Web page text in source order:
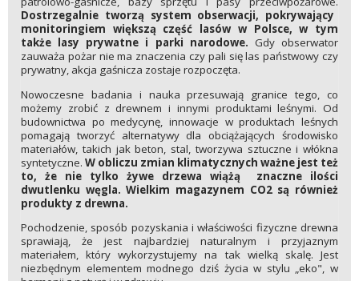
Dostrzegalnie tworzą system obserwacji, pokrywający
monitoringiem większą część lasów w Polsce, w tym
także lasy prywatne i parki narodowe. Gdy obserwator
zauważa pożar nie ma znaczenia czy pali się las państwowy czy
prywatny, akcja gaśnicza zostaje rozpoczęta.
Nowoczesne badania i nauka przesuwają granice tego, co
możemy zrobić z drewnem i innymi produktami leśnymi. Od
budownictwa po medycynę, innowacje w produktach leśnych
pomagają tworzyć alternatywy dla obciążających środowisko
materiałów, takich jak beton, stal, tworzywa sztuczne i włókna
syntetyczne. W obliczu zmian klimatycznych ważne jest też
to, że nie tylko żywe drzewa wiążą znaczne ilości
dwutlenku węgla. Wielkim magazynem CO2 są również
produkty z drewna.
Pochodzenie, sposób pozyskania i właściwości fizyczne drewna
sprawiają, że jest najbardziej naturalnym i przyjaznym
materiałem, który wykorzystujemy na tak wielką skalę. Jest
niezbędnym elementem modnego dziś życia w stylu „eko", w